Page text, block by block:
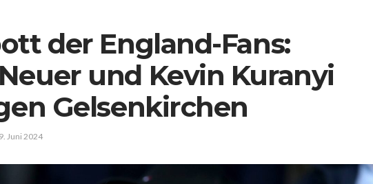
der England-Fans:
und Kevin Kuranyi
Gelsenkirchen
Juni 2024